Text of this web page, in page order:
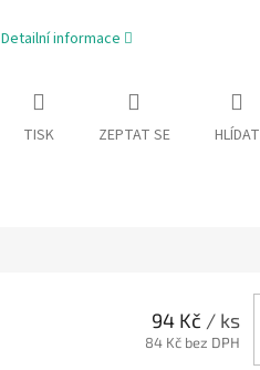
Detailní informace
TISK ZEPTAT SE HLÍDAT
94 Kč / ks
84 Kč bez DPH